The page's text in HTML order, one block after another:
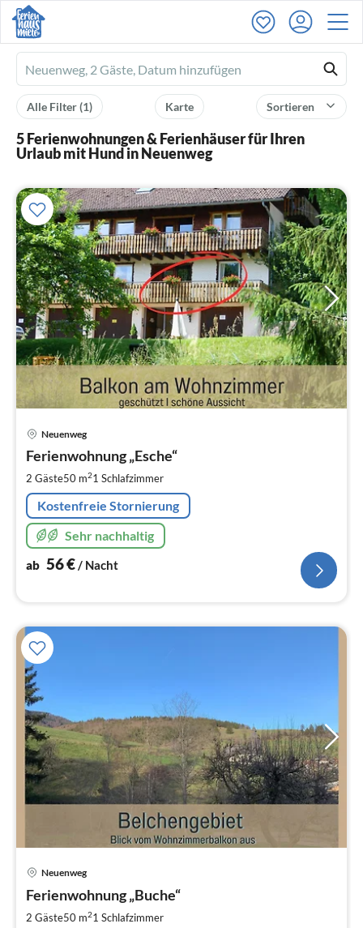
Ferienhausmiete
logo
Sortieren
Karte
Alle Filter(1)
5 Ferienwohnungen & Ferienhäuser für Ihren
Urlaub mit Hund in Neuenweg
Neuenweg
Ferienwohnung „Esche“
2 Gäste50 m21 Schlafzimmer
Kostenfreie Stornierung
Sehr nachhaltig
ab 56€/ Nacht
Neuenweg
Ferienwohnung „Buche“
2 Gäste50 m21 Schlafzimmer